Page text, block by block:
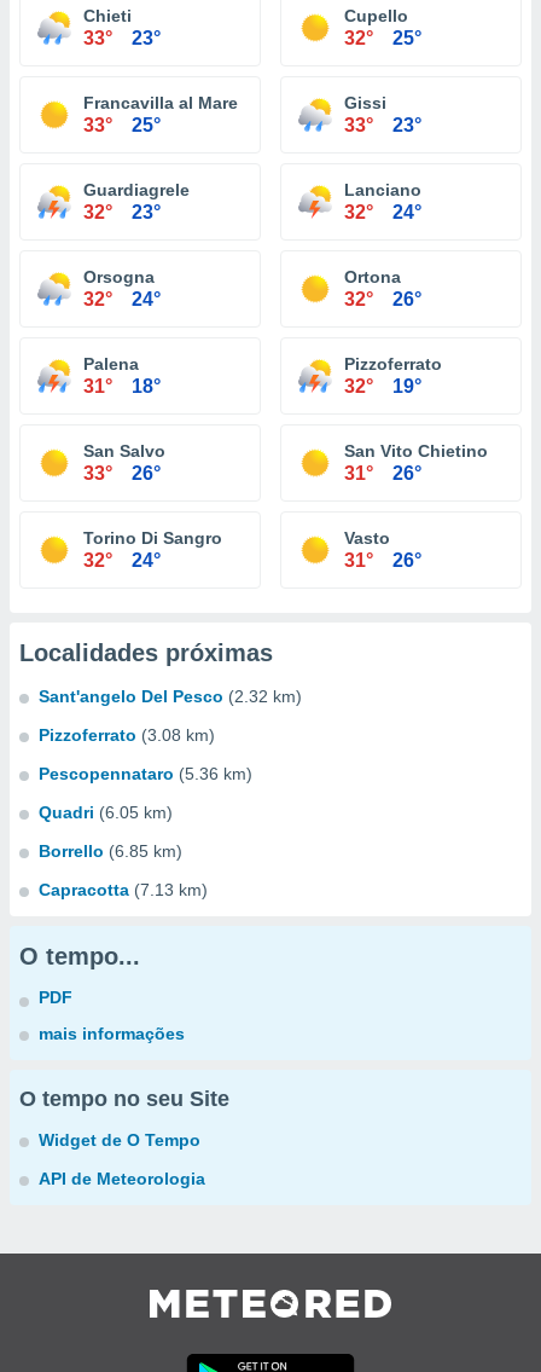
Chieti
33° 23°
Cupello
32° 25°
Francavilla al Mare
33° 25°
Gissi
33° 23°
Guardiagrele
32° 23°
Lanciano
32° 24°
Orsogna
32° 24°
Ortona
32° 26°
Palena
31° 18°
Pizzoferrato
32° 19°
San Salvo
33° 26°
San Vito Chietino
31° 26°
Torino Di Sangro
32° 24°
Vasto
31° 26°
Localidades próximas
Sant'angelo Del Pesco (2.32 km)
Pizzoferrato (3.08 km)
Pescopennataro (5.36 km)
Quadri (6.05 km)
Borrello (6.85 km)
Capracotta (7.13 km)
O tempo...
PDF
mais informações
O tempo no seu Site
Widget de O Tempo
API de Meteorologia